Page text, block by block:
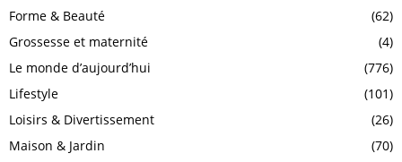
Forme & Beauté
(62)
Grossesse et maternité
(4)
Le monde d’aujourd’hui
(776)
Lifestyle
(101)
Loisirs & Divertissement
(26)
Maison & Jardin
(70)